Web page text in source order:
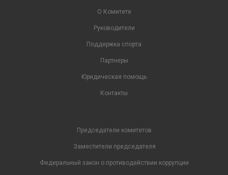
О Комитете
Руководители
Поддержка спорта
Партнеры
Юридическая помощь
Контакты
Председатели комитетов
Заместители председателя
Федеральный закон о противодействии коррупции